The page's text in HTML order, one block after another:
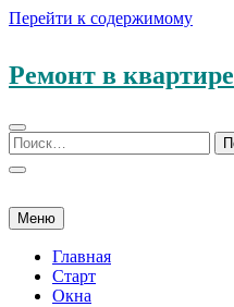
Перейти к содержимому
Ремонт в квартире
Меню
Главная
Старт
Окна